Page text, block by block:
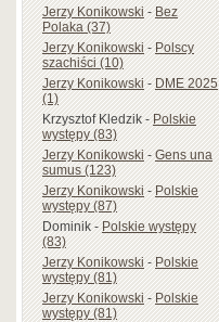
Jerzy Konikowski-Bez
Polaka (37)
Jerzy Konikowski-Polscy
szachiści (10)
Jerzy Konikowski-DME 2025
(1)
Krzysztof Kledzik-Polskie
występy (83)
Jerzy Konikowski-Gens una
sumus (123)
Jerzy Konikowski-Polskie
występy (87)
Dominik-Polskie występy
(83)
Jerzy Konikowski-Polskie
występy (81)
Jerzy Konikowski-Polskie
występy (81)